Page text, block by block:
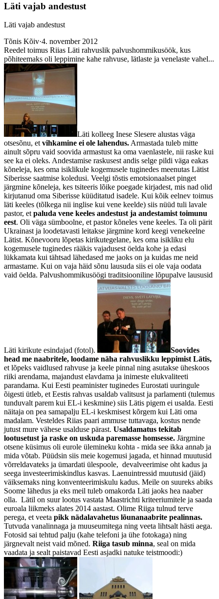
Läti vajab andestust
Läti vajab andestust
Tõnis Kõiv·4. november 2012
Reedel toimus Riias Läti rahvuslik palvushommikusöök, kus
põhiteemaks oli leppimine kahe rahvuse, lätlaste ja venelaste vahel...
Läti kolleeg Inese Slesere alustas väga
otsesõnu, etvihkamine ei ole lahendus.Armastada tuleb mitte
ainult sõpru vaid soovida armastust ka oma vaenlastele, nii raske kui
see ka ei oleks. Andestamise raskusest andis selge pildi väga eakas
kõneleja, kes oma isiklikule kogemusele tuginedes meenutas Lätist
Siberisse saatmise koledusi. Veelgi tõstis emotsionaalset pinget
järgmine kõneleja, kes tsiteeris lõike poegade kirjadest, mis nad olid
kirjutanud oma Siberisse küüditatud isadele. Kui kõik eelnev toimus
läti keeles (tõlkega nii inglise kui vene keelde) siis nüüd tuli lavale
pastor, etpaluda vene keeles andestust ja andestamist toimunu
eest. Oli väga sümboolne, et pastor kõneles vene keeles. Ta oli pärit
Ukrainast ja loodetavasti leitakse järgmine kord keegi venekeelne
Lätist. Kõnevooru lõpetas kirikutegelane, kes oma isikliku elu
kogemusele tuginedes rääkis vajadusest öelda kohe ja edasi
lükkamata kui tähtsad lähedased me jaoks on ja kuidas me neid
armastame. Kui on vaja häid sõnu lausuda siis ei ole vaja oodata
vaid öelda. Palvushommikusöögi traditsiooniline lõpupalve laususid
Läti kirikute esindajad (fotol).
Soovides
head me naabritele, loodame näha rahvuslikku leppimist Lätis,
et lõpeks vaidlused rahvuse ja keele pinnal ning asutakse üheskoos
riiki arendama, majandust elavdama ja inimeste elukvaliteeti
parandama. Kui Eesti peaminister tuginedes Eurostati uuringule
õigesti ütleb, et Eestis rahvas usaldab valitsust ja parlamenti (tulemus
tunduvalt parem kui EL-i keskmine) siis Lätis pigem ei usalda. Eesti
näitaja on pea samapalju EL-i keskmisest kõrgem kui Läti oma
madalam. Vesteldes Riias paari ammuse tuttavaga, kostus nende
jutust mure vähese usalduse pärast. Usaldamatus tekitab
lootusetust ja raske on uskuda paremasse homsesse. Järgmine
otsene küsimus oli eurole ülemineku kohta - mida see ikka annab ja
mida võtab. Püüdsin siis meie kogemusi jagada, et hinnad muutusid
võrreldavateks ja ümardati ülespoole, devalveerimise oht kadus ja
seega investeerimiskindlus kasvas. Laenuintressid muutusid (jäid)
väiksemaks ning konventeerimiskulu kadus. Meile on suureks abiks
Soome lähedus ja eks meil tuleb omakorda Läti jaoks hea naaber
olla. Lätil on suur lootus vastata Maastrichti kriteeriumitele ja saada
euroala liikmeks alates 2014 aastast. Olime Riiga tulnud terve
perega, et veeta pikk nädalavahetus lõunanaabrite pealinnas.
Tutvuda vanalinnaga ja muuseumitega ning veeta lihtsalt hästi aega.
Fotosid sai tehtud palju (kahe telefoni ja ühe fotokaga) ning
järgnevalt neist vaid mõned. Riiga tasub minna, seal on mida
vaadata ja sealt paistavad Eesti asjadki natuke teistmoodi:)